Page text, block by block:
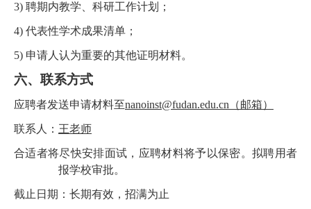
3) 聘期内教学、科研工作计划；
4) 代表性学术成果清单；
5) 申请人认为重要的其他证明材料。
六、联系方式
应聘者发送申请材料至nanoinst@fudan.edu.cn （邮箱）
联系人： 王老师
合适者将尽快安排面试，应聘材料将予以保密。拟聘用者
报学校审批。
截止日期：长期有效，招满为止